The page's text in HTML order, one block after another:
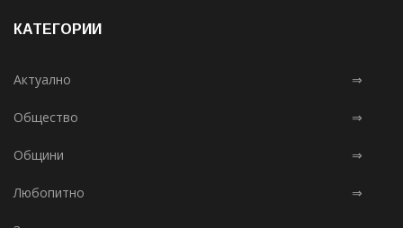
КАТЕГОРИИ
Актуално ⇒
Общество ⇒
Общини ⇒
Любопитно ⇒